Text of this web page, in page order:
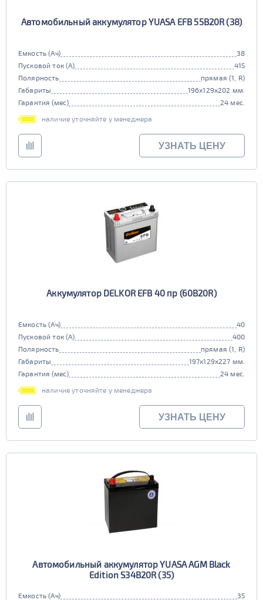
Автомобильный аккумулятор YUASA EFB 55B20R (38)
Емкость (Ач)
38
Пусковой ток (А)
415
Полярность
прямая (1, R)
Габариты
196x129x202 мм.
Гарантия (мес)
24 мес.
наличие уточняйте у менеджера
УЗНАТЬ ЦЕНУ
Аккумулятор DELKOR EFB 40 пр (60B20R)
Емкость (Ач)
40
Пусковой ток (А)
400
Полярность
прямая (1, R)
Габариты
197x129x227 мм.
Гарантия (мес)
24 мес.
наличие уточняйте у менеджера
УЗНАТЬ ЦЕНУ
Автомобильный аккумулятор YUASA AGM Black
Edition S34B20R (35)
Емкость (Ач)
35